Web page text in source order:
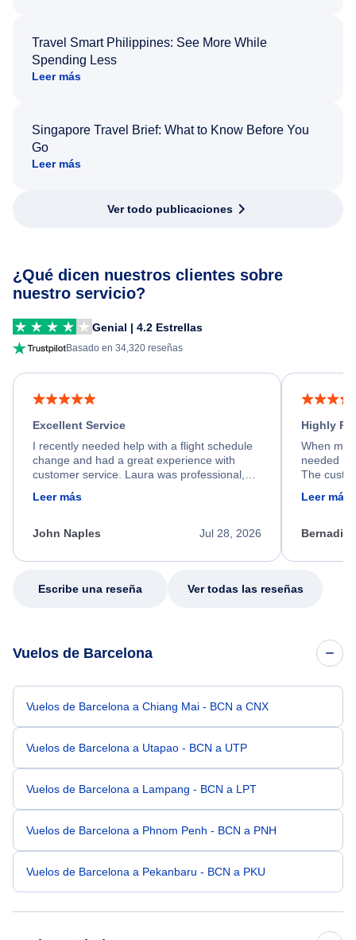
Travel Smart Philippines: See More While
Spending Less
Leer más
Singapore Travel Brief: What to Know Before You
Go
Leer más
Ver todo publicaciones
¿Qué dicen nuestros clientes sobre
nuestro servicio?
Genial | 4.2 Estrellas
Basado en 34,320 reseñas
Excellent Service
I recently needed help with a flight schedule
change and had a great experience with
customer service. Laura was professional,
friendly, and very helpful throughout the
process. She quickly found a solution and
appreciate her excellent service.
Leer más
Jul 28, 2026
John Naples
Highly
When my
needed
The
calm,
my issue.
Leer más
Escribe una reseña Ver todas las reseñas
Vuelos de Barcelona
Vuelos de Barcelona a Chiang Mai - BCN a CNX
Vuelos de Barcelona a Utapao - BCN a UTP
Vuelos de Barcelona a Lampang - BCN a LPT
Vuelos de Barcelona a Phnom Penh - BCN a PNH
Vuelos de Barcelona a Pekanbaru - BCN a PKU